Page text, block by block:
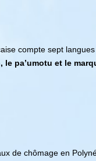
compte sept
le pa’umotu et le
de chômage en